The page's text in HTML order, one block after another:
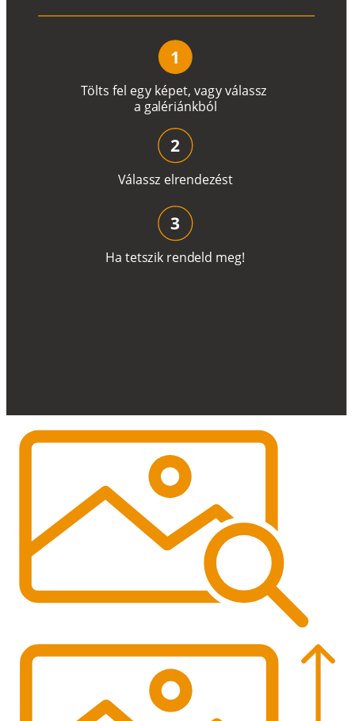
Tölts fel egy képet, vagyválassz
a galériánkból
1
Válassz elrendezést
2
Ha tetszik rendeld meg!
3